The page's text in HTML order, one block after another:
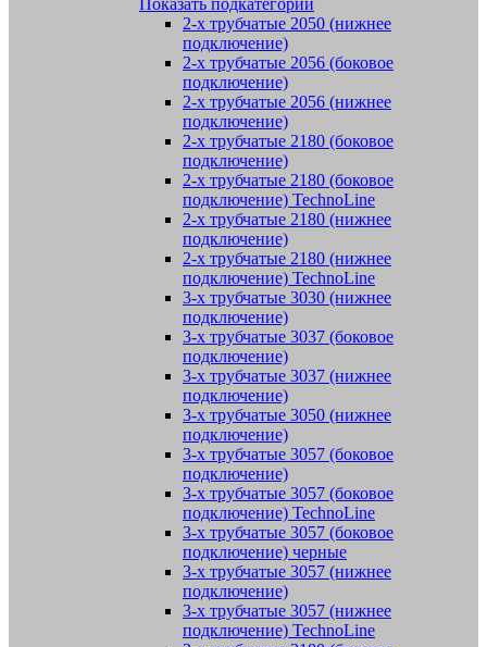
Показать подкатегории
2-х трубчатые 2050 (нижнее
подключение)
2-х трубчатые 2056 (боковое
подключение)
2-х трубчатые 2056 (нижнее
подключение)
2-х трубчатые 2180 (боковое
подключение)
2-х трубчатые 2180 (боковое
подключение) TechnoLine
2-х трубчатые 2180 (нижнее
подключение)
2-х трубчатые 2180 (нижнее
подключение) TechnoLine
3-х трубчатые 3030 (нижнее
подключение)
3-х трубчатые 3037 (боковое
подключение)
3-х трубчатые 3037 (нижнее
подключение)
3-х трубчатые 3050 (нижнее
подключение)
3-х трубчатые 3057 (боковое
подключение)
3-х трубчатые 3057 (боковое
подключение) TechnoLine
3-х трубчатые 3057 (боковое
подключение) черные
3-х трубчатые 3057 (нижнее
подключение)
3-х трубчатые 3057 (нижнее
подключение) TechnoLine